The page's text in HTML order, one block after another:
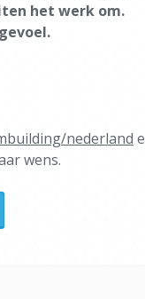
het werk om.
nederland
wens.